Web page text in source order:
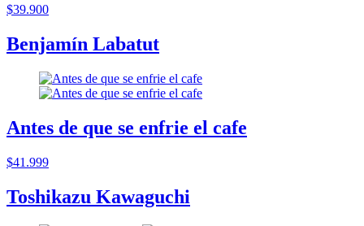
$39.900
Benjamín Labatut
Antes de que se enfrie el cafe
$41.999
Toshikazu Kawaguchi